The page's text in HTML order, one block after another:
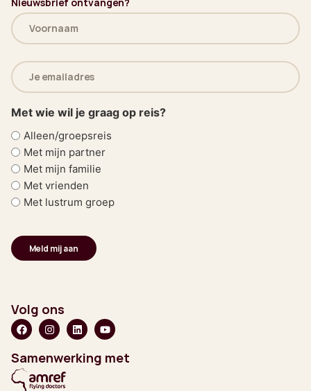
Naam
(Vereist)
E-
mailadres
(Vereist)
Met wie wil je graag op reis?
Alleen/groepsreis
Met mijn partner
Met mijn familie
Met vrienden
Met lustrum groep
Volg ons
Samenwerking met